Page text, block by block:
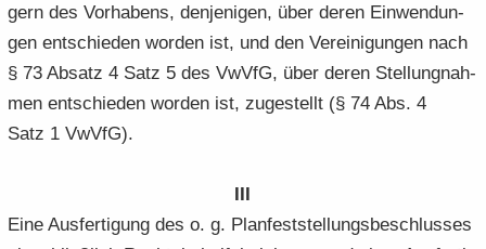
gern des Vor­ha­bens, den­je­ni­gen, über deren Ein­wen­dun­
gen ent­schie­den wor­den ist, und den Ver­ei­ni­gun­gen nach
§ 73 Ab­satz 4 Satz 5 des VwVfG, über deren Stel­lung­nah­
men ent­schie­den wor­den ist, zu­ge­stellt (§ 74 Abs. 4
Satz 1 VwVfG).
Eine Aus­fer­ti­gung des o. g. Plan­fest­stel­lungs­be­schlus­ses